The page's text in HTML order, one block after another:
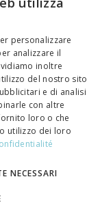
FRENCH
personalizzare
analizzare il
inoltre
del nostro sito
e di analisi
con altre
loro o che
utilizzo dei loro
NECESSARI